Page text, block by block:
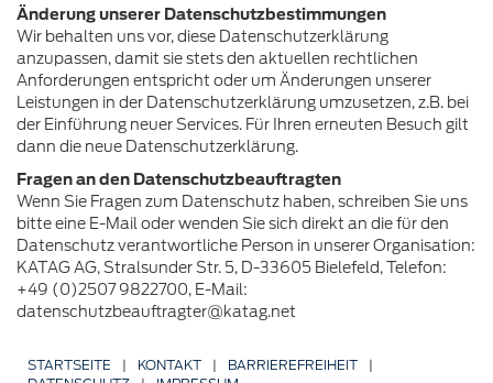
Änderung unserer Datenschutzbestimmungen
Wir behalten uns vor, diese Datenschutzerklärung
anzupassen, damit sie stets den aktuellen rechtlichen
Anforderungen entspricht oder um Änderungen unserer
Leistungen in der Datenschutzerklärung umzusetzen, z.B. bei
der Einführung neuer Services. Für Ihren erneuten Besuch gilt
dann die neue Datenschutzerklärung.
Fragen an den Datenschutzbeauftragten
Wenn Sie Fragen zum Datenschutz haben, schreiben Sie uns
bitte eine E-Mail oder wenden Sie sich direkt an die für den
Datenschutz verantwortliche Person in unserer Organisation:
KATAG AG, Stralsunder Str. 5, D-33605 Bielefeld, Telefon:
+49 (0)2507 9822700, E-Mail:
datenschutzbeauftragter@katag.net
STARTSEITE | KONTAKT | BARRIERE­FREIHEIT
|